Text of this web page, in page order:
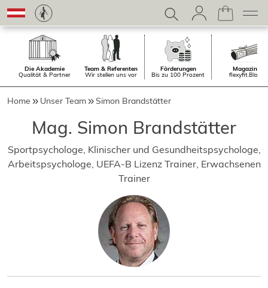
Die Akademie
Qualität & Partner
Team & Referenten
Wir stellen uns vor
Förderungen
Bis zu 100 Prozent
Magazin.
flexyfit.Blog
Home Unser Team Simon Brandstätter
Mag. Simon Brandstätter
Sportpsychologe, Klinischer und Gesundheitspsychologe,
Arbeitspsychologe, UEFA-B Lizenz Trainer, Erwachsenen
Trainer